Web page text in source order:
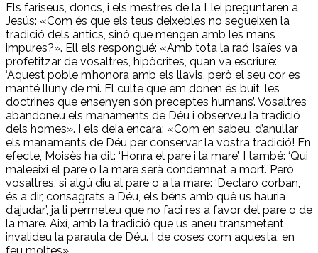
Els fariseus, doncs, i els mestres de la Llei preguntaren a
Jesús: «Com és que els teus deixebles no segueixen la
tradició dels antics, sinó que mengen amb les mans
impures?». Ell els respongué: «Amb tota la raó Isaïes va
profetitzar de vosaltres, hipòcrites, quan va escriure:
‘Aquest poble m’honora amb els llavis, però el seu cor es
manté lluny de mi. El culte que em donen és buit, les
doctrines que ensenyen són preceptes humans’. Vosaltres
abandoneu els manaments de Déu i observeu la tradició
dels homes». I els deia encara: «Com en sabeu, d’anul·lar
els manaments de Déu per conservar la vostra tradició! En
efecte, Moisès ha dit: ‘Honra el pare i la mare’. I també: ‘Qui
maleeixi el pare o la mare serà condemnat a mort’. Però
vosaltres, si algú diu al pare o a la mare: ‘Declaro corban,
és a dir, consagrats a Déu, els béns amb què us hauria
d’ajudar’, ja li permeteu que no faci res a favor del pare o de
la mare. Així, amb la tradició que us aneu transmetent,
invalideu la paraula de Déu. I de coses com aquesta, en